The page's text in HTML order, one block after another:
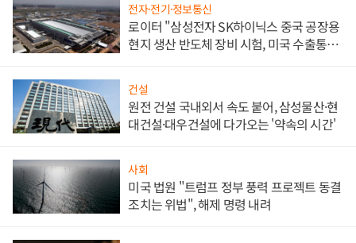
전자·전기·정보통신
로이터 "삼성전자 SK하이닉스 중국 공장용
현지 생산 반도체 장비 시험, 미국 수출통제
건설
원전 건설 국내외서 속도 붙어, 삼성물산·현
대건설·대우건설에 다가오는 '약속의 시간'
사회
미국 법원 "트럼프 정부 풍력 프로젝트 동결
조치는 위법", 해제 명령 내려